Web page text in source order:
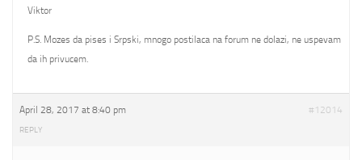
Viktor
P.S. Mozes da pises i Srpski, mnogo postilaca na forum ne dolazi, ne uspevam
da ih privucem.
April 28, 2017 at 8:40 pm #12014
REPLY